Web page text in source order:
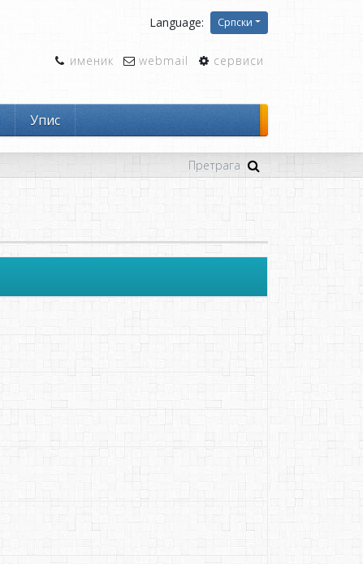
Language: Српски
именик webmail сервиси
Упис